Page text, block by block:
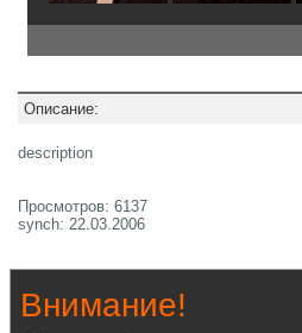
Описание:
description
Просмотров: 6137
synch: 22.03.2006
Внимание!